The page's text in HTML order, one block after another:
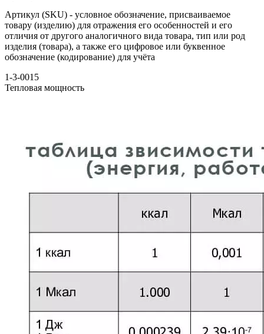
Артикул (SKU) - условное обозначение, присваиваемое
товару (изделию) для отражения его особенностей и его
отличия от другого аналогичного вида товара, тип или род
изделия (товара), а также его цифровое или буквенное
обозначение (кодирование) для учёта
1-3-0015
Тепловая мощность